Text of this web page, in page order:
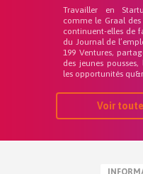
Travailler en
comme le Graal
continuent-elles de
du Journal de
199 Ventures,
des jeunes
les opportunités
Voir